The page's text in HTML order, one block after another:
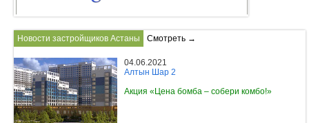
Новости застройщиков Астаны Смотреть →
04.06.2021
Алтын Шар 2
Акция «Цена бомба – собери комбо!»